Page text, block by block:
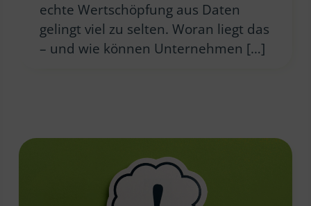
echte Wertschöpfung aus Daten
gelingt viel zu selten. Woran liegt das
– und wie können Unternehmen […]